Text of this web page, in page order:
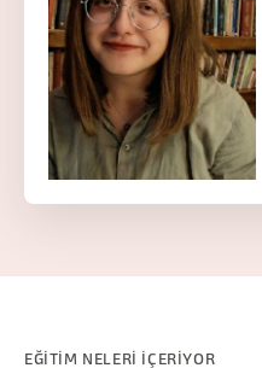
EĞİTİM NELERİ İÇERİYOR